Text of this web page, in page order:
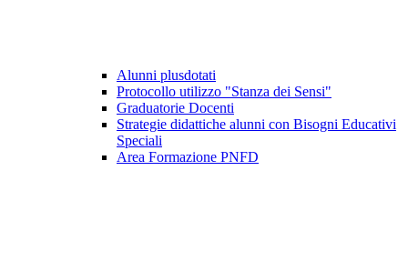
Alunni plusdotati
Protocollo utilizzo "Stanza dei Sensi"
Graduatorie Docenti
Strategie didattiche alunni con Bisogni Educativi
Speciali
Area Formazione PNFD